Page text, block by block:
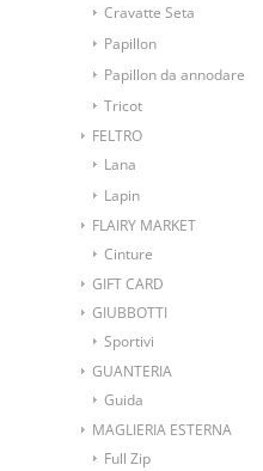
Cravatte Seta
Papillon
Papillon da annodare
Tricot
FELTRO
Lana
Lapin
FLAIRY MARKET
Cinture
GIFT CARD
GIUBBOTTI
Sportivi
GUANTERIA
Guida
MAGLIERIA ESTERNA
Full Zip